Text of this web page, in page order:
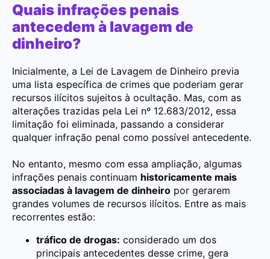
Quais infrações penais
antecedem à lavagem de
dinheiro?
Inicialmente, a Lei de Lavagem de Dinheiro previa
uma lista específica de crimes que poderiam gerar
recursos ilícitos sujeitos à ocultação. Mas, com as
alterações trazidas pela Lei nº 12.683/2012, essa
limitação foi eliminada, passando a considerar
qualquer infração penal como possível antecedente.
No entanto, mesmo com essa ampliação, algumas
infrações penais continuam historicamente mais
associadas à lavagem de dinheiro por gerarem
grandes volumes de recursos ilícitos. Entre as mais
recorrentes estão:
tráfico de drogas: considerado um dos
principais antecedentes desse crime, gera